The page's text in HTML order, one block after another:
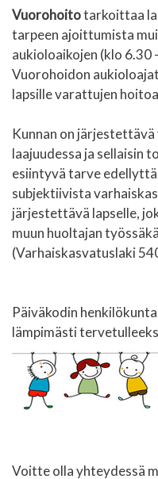
Vuorohoitotarkoittaa
tarpeen ajoittumista
aukioloaikojen (klo 6.30
Vuorohoidon
lapsille varattujen
Kunnan on
laajuudessa ja sellaisin
esiintyvä tarve
subjektiivista
järjestettävä lapselle,
muun huoltajan
(Varhaiskasvatuslaki
Päiväkodin
lämpimästi
Voitte olla yhteydessä